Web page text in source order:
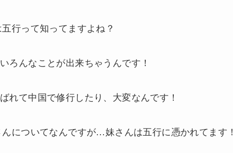
行って知ってますよね？
ろんなことが出来ちゃうんです！
れて中国で修行したり、大変なんです！
についてなんですが…妹さんは五行に憑かれてます！